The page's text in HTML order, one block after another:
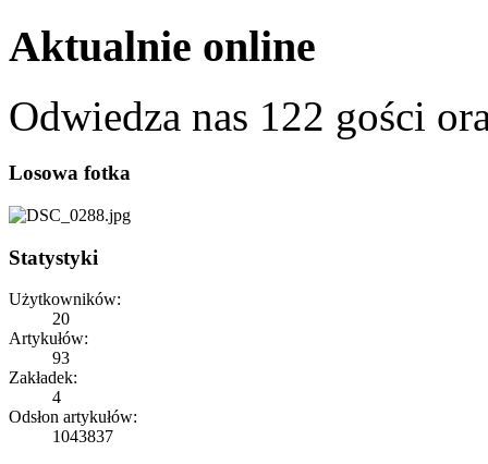
Aktualnie online
Odwiedza nas 122 gości
Losowa fotka
Statystyki
Użytkowników:
20
Artykułów:
93
Zakładek:
4
Odsłon artykułów:
1043837